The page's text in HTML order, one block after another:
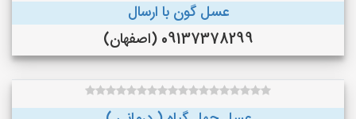
عسل گون با ارسال
09137378299 (اصفهان)